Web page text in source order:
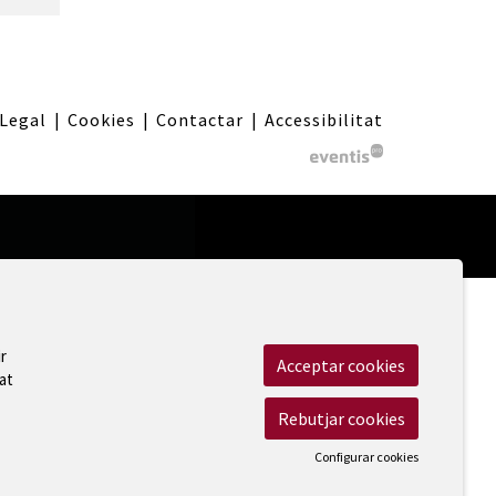
| Cookies | Contactar | Accessibilitat
Acceptar cookies
Rebutjar cookies
Configurar cookies